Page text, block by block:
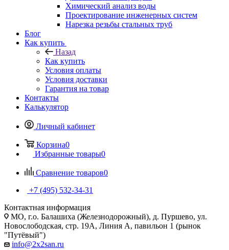
Химический анализ воды
Проектирование инженерных систем
Нарезка резьбы стальных труб
Блог
Как купить
Назад
Как купить
Условия оплаты
Условия доставки
Гарантия на товар
Контакты
Калькулятор
Личный кабинет
Корзина0
Избранные товары0
Сравнение товаров0
+7 (495) 532‑34‑31
Контактная информация
МО, г.о. Балашиха (Железнодорожный), д. Пуршево, ул.
Новослободская, стр. 19А, Линия А, павильон 1 (рынок
"Путёвый")
info@2x2san.ru